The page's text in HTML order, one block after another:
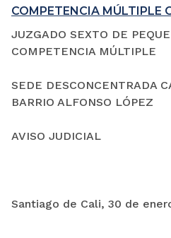
COMPETENCIA MÚLTIPLE
JUZGADO SEXTO DE
COMPETENCIA MÚLTIPLE
SEDE DESCONCENTRADA
BARRIO ALFONSO LÓPEZ
AVISO JUDICIAL
Santiago de Cali, 30 de